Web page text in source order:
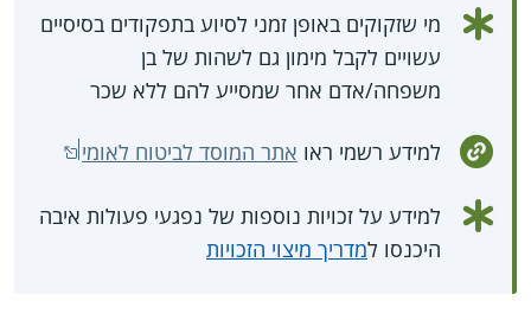
מי שזקוקים באופן זמני לסיוע בתפקודים בסיסיים
עשויים לקבל מימון גם לשהות של בן
משפחה/אדם אחר שמסייע להם ללא שכר
למידע רשמי ראו אתר המוסד לביטוח לאומי
למידע על זכויות נוספות של נפגעי פעולות איבה
היכנסו למדריך מיצוי הזכויות